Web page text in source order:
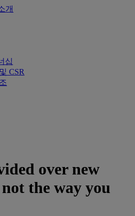
개
십
CSR
over new
the way you